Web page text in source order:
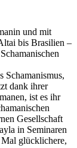
und mit
bis Brasilien –
Schamanismus,
dank ihrer
ist es ihr
Gesellschaft
in Seminaren
glücklichere,